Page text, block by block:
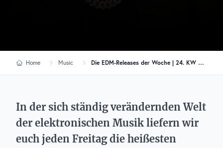
Home Music Die EDM-Releases der Woche | 24. KW 2026
In der sich ständig verändernden Welt
der elektronischen Musik liefern wir
euch jeden Freitag die heißesten